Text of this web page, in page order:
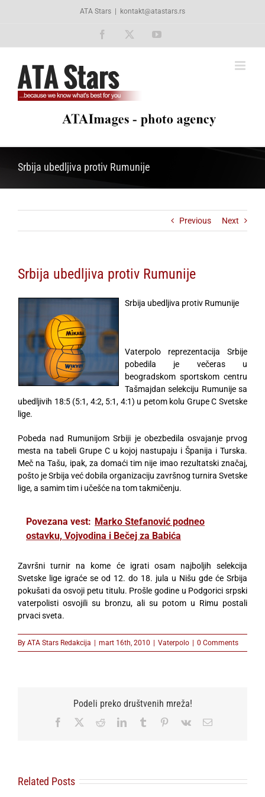
ATA Stars kontakt@atastars.rs
Facebook YouTube
Srbija ubedljiva protiv Rumunije
Previous Next
Srbija ubedljiva protiv Rumunije
Srbija ubedljiva protiv Rumunije
Vaterpolo reprezentacija Srbije
pobedila je večeras u
beogradskom sportskom centru
Tašmajdan selekciju Rumunije sa
ubedljivih 18:5 (5:1, 4:2, 5:1, 4:1) u petom kolu Grupe C Svetske
lige.
Pobeda nad Rumunijom Srbiji je obezbedila osvajanje prvog
mesta na tabeli Grupe C u kojoj nastupaju i Španija i Turska.
Meč na Tašu, ipak, za domaći tim nije imao rezultatski značaj,
pošto je Srbija već dobila organizaciju završnog turnira Svetske
lige, a samim tim i učešće na tom takmičenju.
Povezana vest: Marko Stefanović podneo
ostavku, Vojvodina i Bečej za Babića
Završni turnir na kome će igrati osam najboljih selekcija
Svetske lige igraće se od 12. do 18. jula u Nišu gde će Srbija
pokušati da osvoji petu titulu. Prošle godine u Podgorici srpski
vaterpolisti osvojili su bronzu, ali su potom u Rimu postali
prvaci sveta.
By ATA Stars Redakcija | mart 16th, 2010 | Vaterpolo | 0 Comments
Podeli preko društvenih mreža!
Facebook RedditLinkedInTumblr Pinterest
Vk Email
Related Posts